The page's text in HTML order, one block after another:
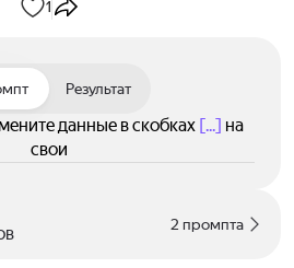
1
Результат
данные в скобках [...] на
свои
2 промпта